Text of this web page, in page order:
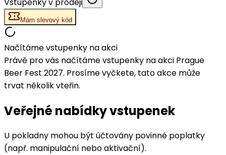
Mám slevový kód
Načítáme vstupenky na akci
Právě pro vás načítáme vstupenky na akci Prague
Beer Fest 2027. Prosíme vyčkete, tato akce může
trvat několik vteřin.
Veřejné nabídky vstupenek
U pokladny mohou být účtovány povinné poplatky
(např. manipulační nebo aktivační).